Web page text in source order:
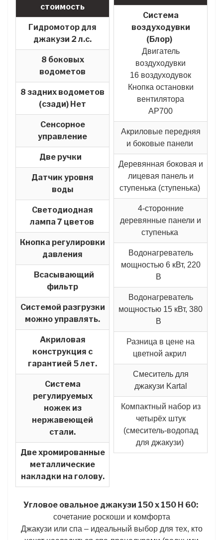
стоимость
Гидромотор для
джакузи 2 л.с.
8 боковых
водометов
8 задних водометов
(сзади) Нет
Сенсорное
управление
Две ручки
Датчик уровня
воды
Светодиодная
лампа 7 цветов
Кнопка регулировки
давления
Всасывающий
фильтр
Системой разгрузки
можно управлять.
Акриловая
конструкция с
гарантией 5 лет.
Система
регулируемых
ножек из
нержавеющей
стали.
Две хромированные
металлические
накладки на голову.
Система
воздуходувки
(Блор)
Двигатель
воздуходувки
16 воздуходувок
Кнопка остановки
вентилятора
AP700
Акриловые передняя
и боковые панели
Деревянная боковая и
лицевая панель и
ступенька (ступенька)
4-сторонние
деревянные панели и
ступенька
Водонагреватель
мощностью 6 кВт, 220
В
Водонагреватель
мощностью 15 кВт, 380
В
Разница в цене на
цветной акрил
Смеситель для
джакузи Kartal
Компактный набор из
четырёх штук
(смеситель-водопад
для джакузи)
Угловое овальное джакузи 150 x 150 H 60:
сочетание роскоши и комфорта
Джакузи или спа – идеальный выбор для тех, кто